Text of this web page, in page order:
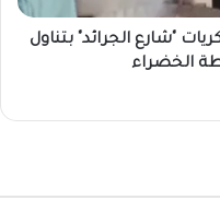
"شارع الجرائد" بتناول
الخضراء